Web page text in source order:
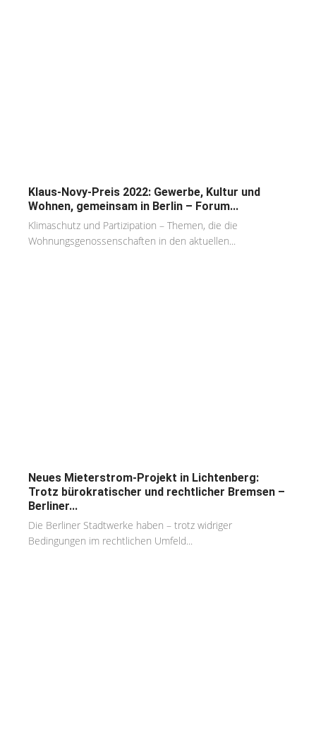
Klaus-Novy-Preis 2022: Gewerbe, Kultur und
Wohnen, gemeinsam in Berlin – Forum...
Klimaschutz und Partizipation – Themen, die die
Wohnungsgenossenschaften in den aktuellen...
Neues Mieterstrom-Projekt in Lichtenberg:
Trotz bürokratischer und rechtlicher Bremsen –
Berliner...
Die Berliner Stadtwerke haben – trotz widriger
Bedingungen im rechtlichen Umfeld...